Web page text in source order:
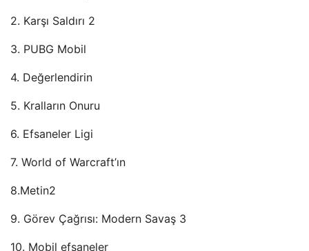
2. Karşı Saldırı 2
3. PUBG Mobil
4. Değerlendirin
5. Kralların Onuru
6. Efsaneler Ligi
7. World of Warcraft’ın
8.Metin2
9. Görev Çağrısı: Modern Savaş 3
10. Mobil efsaneler